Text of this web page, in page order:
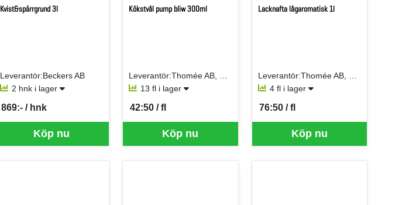
Kvist&spärrgrund 3l
Leverantör:Beckers AB
2 hnk i lager
Köp nu
869:- / hnk
SEK per HNK
Kökstvål pump bliw 300ml
Leverantör:Thomée AB, Edw. H
13 fl i lager
Köp nu
42:50 / fl
SEK per FL
Lacknafta lågaromatisk 1l
Leverantör:Thomée AB, Edw. H
4 fl i lager
Köp nu
76:50 / fl
SEK per FL